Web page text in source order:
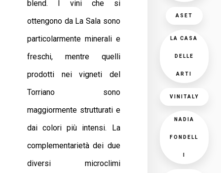
blend. I vini che si
ottengono da La Sala sono
particolarmente minerali e
freschi, mentre quelli
prodotti nei vigneti del
Torriano sono
maggiormente strutturati e
dai colori più intensi. La
complementarietà dei due
diversi microclimi
ASET
LA CASA
DELLE
ARTI
VINITALY
NADIA
FONDELL